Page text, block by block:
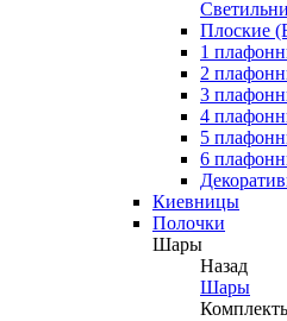
Плоские
1
2
3
4
5
6
Киевницы
Полочки
Шары
Назад
Шары